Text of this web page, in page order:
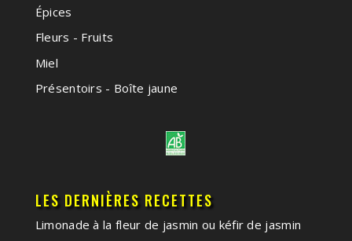
Épices
Fleurs - Fruits
Miel
Présentoirs - Boîte jaune
LES DERNIÈRES RECETTES
Limonade à la fleur de jasmin ou kéfir de jasmin